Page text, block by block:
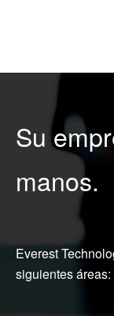
Su
manos.
Everest
siguientes áreas: